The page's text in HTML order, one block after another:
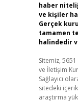
haber
ve kişiler
Gerçek
tamamen
halindedir
Sitemiz,
ve İletişim
Sağlayıcı
sitedeki
araştırma